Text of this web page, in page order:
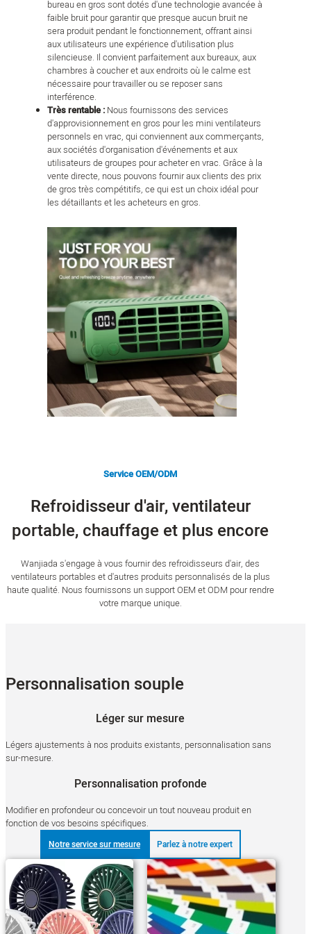
bureau en gros sont dotés d'une technologie avancée à
faible bruit pour garantir que presque aucun bruit ne
sera produit pendant le fonctionnement, offrant ainsi
aux utilisateurs une expérience d'utilisation plus
silencieuse. Il convient parfaitement aux bureaux, aux
chambres à coucher et aux endroits où le calme est
nécessaire pour travailler ou se reposer sans
interférence.
Très rentable :Nous fournissons des services
d'approvisionnement en gros pour les mini ventilateurs
personnels en vrac, qui conviennent aux commerçants,
aux sociétés d'organisation d'événements et aux
utilisateurs de groupes pour acheter en vrac. Grâce à la
vente directe, nous pouvons fournir aux clients des prix
de gros très compétitifs, ce qui est un choix idéal pour
les détaillants et les acheteurs en gros.
Service OEM/ODM
Refroidisseur d'air, ventilateur
portable, chauffage et plus encore
Wanjiada s'engage à vous fournir des refroidisseurs d'air, des
ventilateurs portables et d'autres produits personnalisés de la plus
haute qualité. Nous fournissons un support OEM et ODM pour rendre
votre marque unique.
Personnalisation souple
Léger sur mesure
Légers ajustements à nos produits existants, personnalisation sans
sur-mesure.
Personnalisation profonde
Modifier en profondeur ou concevoir un tout nouveau produit en
fonction de vos besoins spécifiques.
Notre service sur mesure Parlez à notre expert